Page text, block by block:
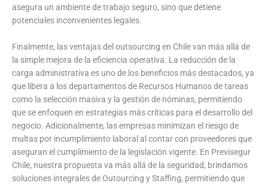
asegura un ambiente de trabajo seguro, sino que detiene
potenciales inconvenientes legales.
Finalmente, las ventajas del outsourcing en Chile van más allá de
la simple mejora de la eficiencia operativa. La reducción de la
carga administrativa es uno de los beneficios más destacados, ya
que libera a los departamentos de Recursos Humanos de tareas
como la selección masiva y la gestión de nóminas, permitiendo
que se enfoquen en estrategias más críticas para el desarrollo del
negocio. Adicionalmente, las empresas minimizan el riesgo de
multas por incumplimiento laboral al contar con proveedores que
aseguran el cumplimiento de la legislación vigente. En Previsegur
Chile, nuestra propuesta va más allá de la seguridad, brindamos
soluciones integrales de Outourcing y Staffing, permitiendo que